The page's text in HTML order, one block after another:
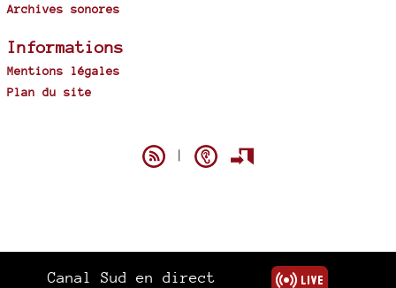
Archives sonores
Informations
Mentions légales
Plan du site
|
Canal Sud en direct